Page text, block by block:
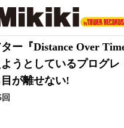
ー『Distance Over
うとしているプログレ
が離せない!